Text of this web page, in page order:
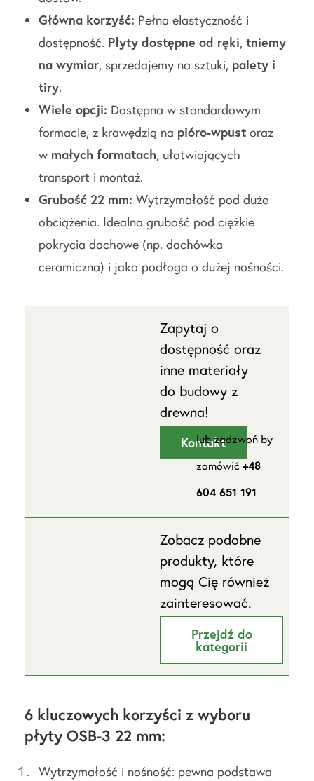
Główna korzyść: Pełna elastyczność i
dostępność. Płyty dostępne od ręki, tniemy
na wymiar, sprzedajemy na sztuki, palety i
tiry.
Wiele opcji: Dostępna w standardowym
formacie, z krawędzią na pióro-wpust oraz
w małych formatach, ułatwiających
transport i montaż.
Grubość 22 mm: Wytrzymałość pod duże
obciążenia. Idealna grubość pod ciężkie
pokrycia dachowe (np. dachówka
ceramiczna) i jako podłoga o dużej nośności.
Zapytaj o
dostępność oraz
inne materiały
do budowy z
drewna!
Kontakt
lub zadzwoń by
zamówić+48
604 651 191
Zobacz podobne
produkty, które
mogą Cię również
zainteresować.
Przejdź do
kategorii
6 kluczowych korzyści z wyboru
płyty OSB-3 22 mm:
Wytrzymałość i nośność: pewna podstawa